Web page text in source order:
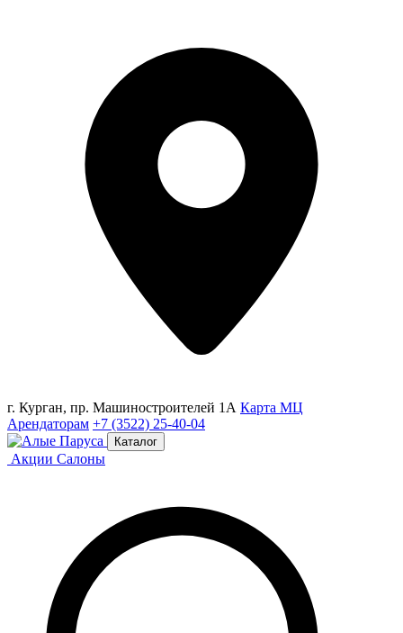
г. Курган, пр. Машиностроителей 1А Карта МЦ
Арендаторам +7 (3522) 25-40-04
Каталог
Акции Салоны